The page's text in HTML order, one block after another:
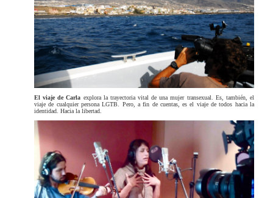
El viaje de Carla explora la trayectoria vital de una mujer transexual. Es, también, el
viaje de cualquier persona LGTB. Pero, a fin de cuentas, es el viaje de todos hacia la
identidad. Hacia la libertad.